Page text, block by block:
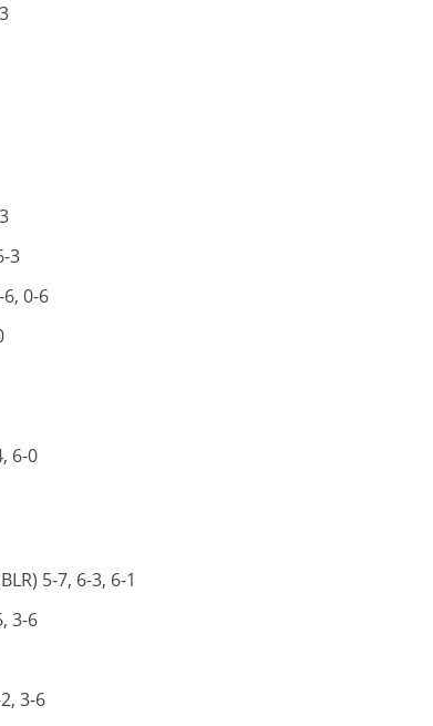
3
0-6
6-0
5-7, 6-3, 6-1
3-6
3-6